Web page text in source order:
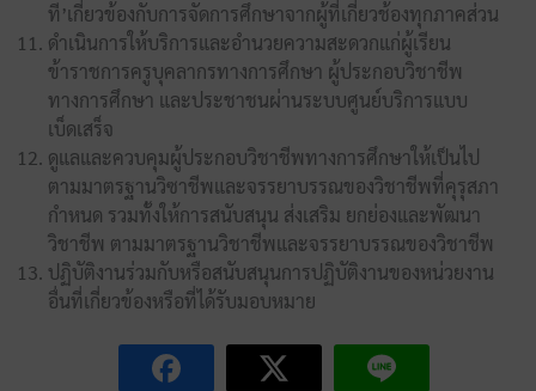
ที’เกี่ยวข้องกับการจัดการศึกษาจากผู้ที่เกี่ยวช้องทุกภาคส่วน
ดำเนินการให้บริการและอำนวยความสะดวกแก่ผู้เรียน
ข้าราชการครูบุคลากรทางการศึกษา ผู้ประกอบวิชาชีพ
ทางการศึกษา และประชาชนผ่านระบบศูนย์บริการแบบ
เบ็ดเสร็จ
ดูแลและควบคุมผู้ประกอบวิชาชีพทางการศึกษาให้เป็นไป
ตามมาตรฐานวิซาชีพและจรรยาบรรณของวิชาชีพที่คุรุสภา
กำหนด รวมทั้งให้การสนับสนุน ส่งเสริม ยกย่องและพัฒนา
วิชาชีพ ตามมาตรฐานวิชาชีพและจรรยาบรรณของวิชาชีพ
ปฏิบัติงานร่วมกับหรือสนับสนุนการปฏิบัติงานของหน่วยงาน
อื่นที่เกี่ยวข้องหรือที่ได้รับมอบหมาย